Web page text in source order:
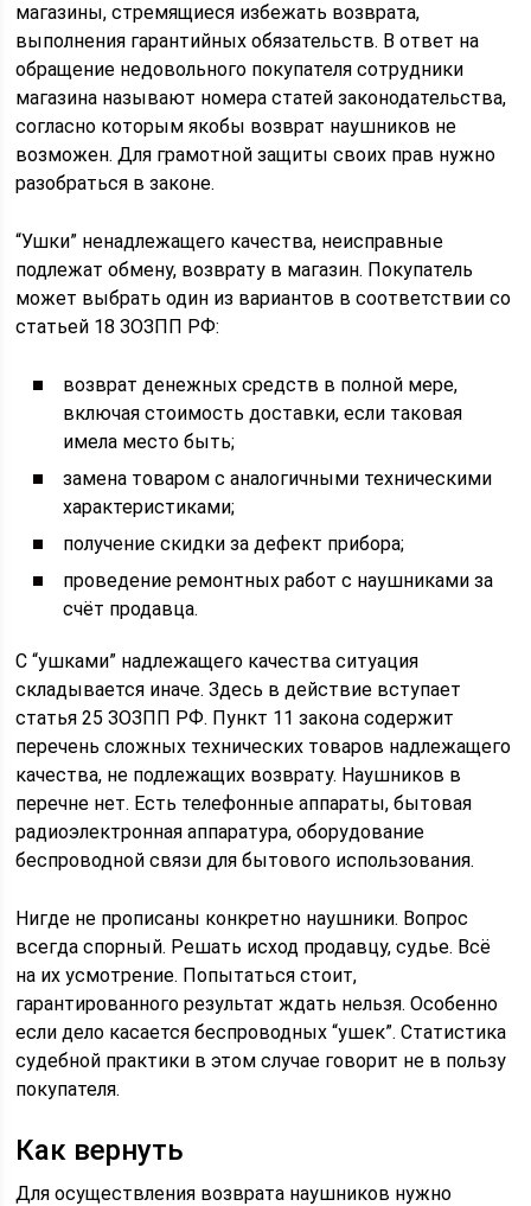
магазины, стремящиеся избежать возврата,
выполнения гарантийных обязательств. В ответ на
обращение недовольного покупателя сотрудники
магазина называют номера статей законодательства,
согласно которым якобы возврат наушников не
возможен. Для грамотной защиты своих прав нужно
разобраться в законе.
“Ушки” ненадлежащего качества, неисправные
подлежат обмену, возврату в магазин. Покупатель
может выбрать один из вариантов в соответствии со
статьей 18 ЗОЗПП РФ:
возврат денежных средств в полной мере,
включая стоимость доставки, если таковая
имела место быть;
замена товаром с аналогичными техническими
характеристиками;
получение скидки за дефект прибора;
проведение ремонтных работ с наушниками за
счёт продавца.
С “ушками” надлежащего качества ситуация
складывается иначе. Здесь в действие вступает
статья 25 ЗОЗПП РФ. Пункт 11 закона содержит
перечень сложных технических товаров надлежащего
качества, не подлежащих возврату. Наушников в
перечне нет. Есть телефонные аппараты, бытовая
радиоэлектронная аппаратура, оборудование
беспроводной связи для бытового использования.
Нигде не прописаны конкретно наушники. Вопрос
всегда спорный. Решать исход продавцу, судье. Всё
на их усмотрение. Попытаться стоит,
гарантированного результат ждать нельзя. Особенно
если дело касается беспроводных “ушек”. Статистика
судебной практики в этом случае говорит не в пользу
покупателя.
Как вернуть
Для осуществления возврата наушников нужно